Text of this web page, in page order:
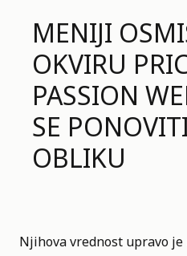
MENIJI
OKVIRU
PASSION
SE
OBLIKU
Njihova vrednost upravo